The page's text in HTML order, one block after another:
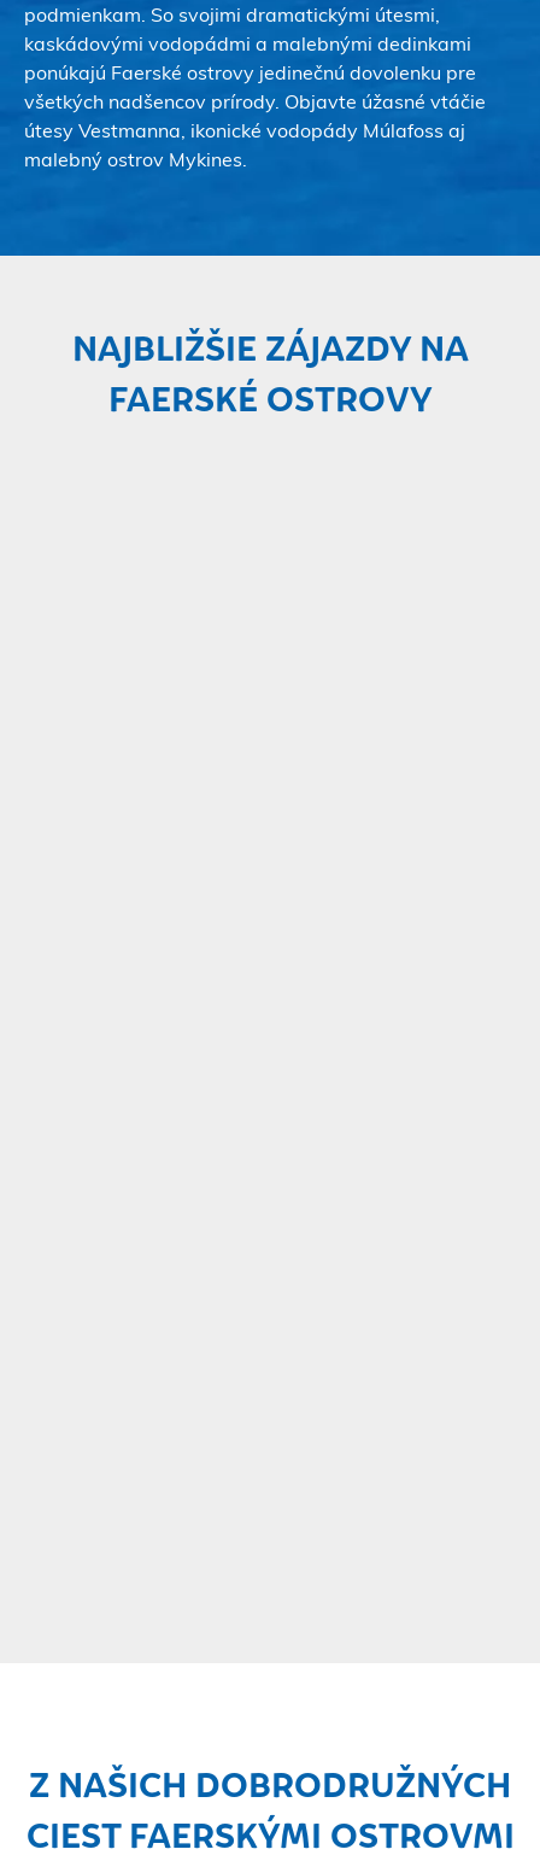
podmienkam. So svojimi dramatickými útesmi,
kaskádovými vodopádmi a malebnými dedinkami
ponúkajú Faerské ostrovy jedinečnú dovolenku pre
všetkých nadšencov prírody. Objavte úžasné vtáčie
útesy Vestmanna, ikonické vodopády Múlafoss aj
malebný ostrov Mykines.
NAJBLIŽŠIE ZÁJAZDY NA
FAERSKÉ OSTROVY
Z NAŠICH DOBRODRUŽNÝCH
CIEST FAERSKÝMI OSTROVMI